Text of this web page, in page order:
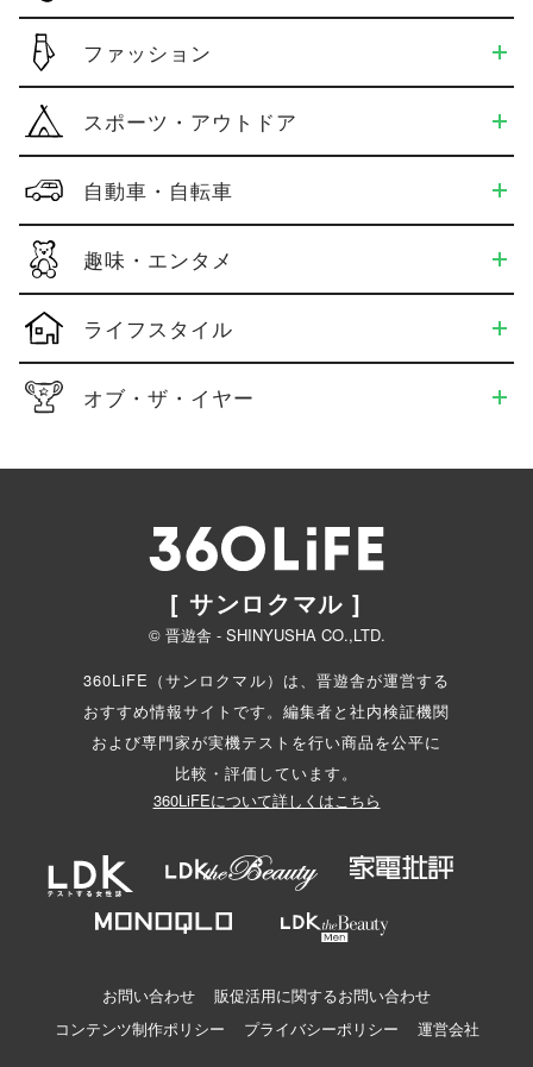
ファッション
スポーツ・アウトドア
自動車・自転車
趣味・エンタメ
ライフスタイル
オブ・ザ・イヤー
[ サンロクマル ]
© 晋遊舎 - SHINYUSHA CO.,LTD.
360LiFE（サンロクマル）は、晋遊舎が運営する
おすすめ情報サイトです。編集者と社内検証機関
および専門家が実機テストを行い商品を公平に
比較・評価しています。
360LiFEについて詳しくはこちら
お問い合わせ
販促活用に関するお問い合わせ
コンテンツ制作ポリシー
プライバシーポリシー 運営会社